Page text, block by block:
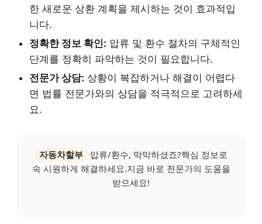
한 새로운 상환 계획을 제시하는 것이 효과적입
니다.
정확한 정보 확인: 압류 및 환수 절차의 구체적인
단계를 정확히 파악하는 것이 필요합니다.
전문가 상담: 상황이 복잡하거나 해결이 어렵다
면 법률 전문가와의 상담을 적극적으로 고려하세
요.
자동차할부
압류/환수, 막막하셨죠?핵심 정보로
속 시원하게 해결하세요.지금 바로 전문가의 도움을
받으세요!